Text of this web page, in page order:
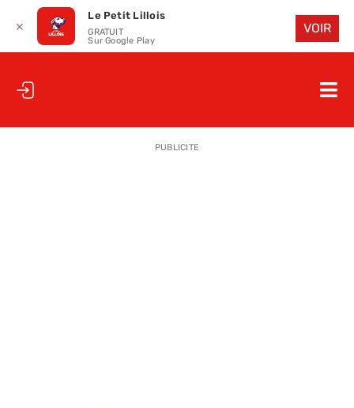
à
PUBLICITE
✕
Le Petit Lillois
GRATUIT
Sur Google Play
VOIR